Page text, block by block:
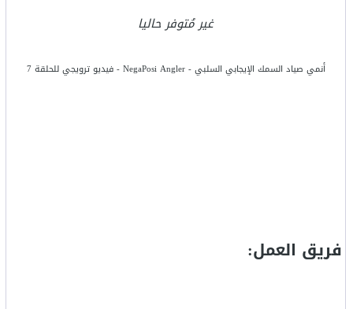
غير مُتوفر حاليا
أنمي صياد السمك الإيجابي السلبي - NegaPosi Angler - فيديو ترويجي للحلقة 7
فريق العمل: